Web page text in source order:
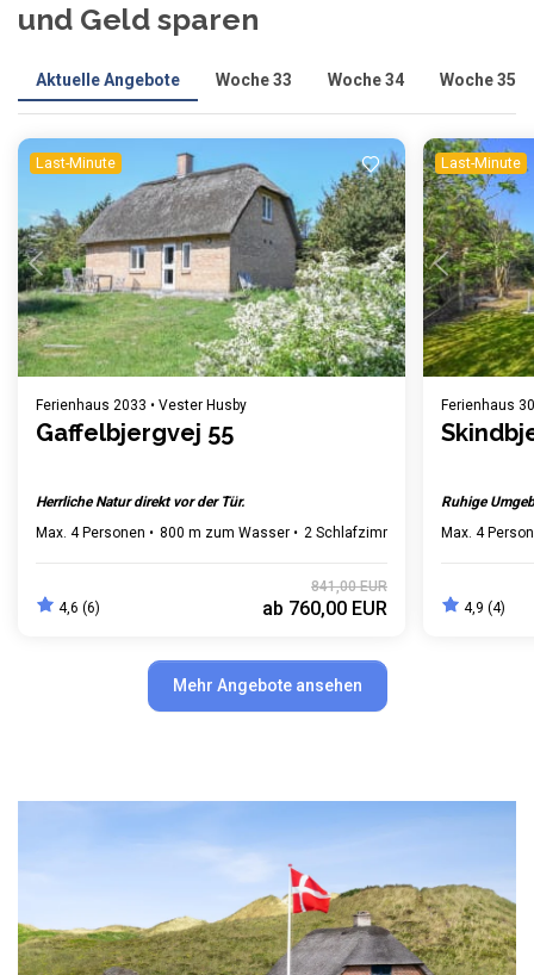
und Geld sparen
Aktuelle Angebote Woche 33 Woche 34 Woche 35
Last-Minute
Einen Moment Geduld ...
Ferienhaus 2033 • Vester Husby
Gaffelbjergvej 55
Herrliche Natur direkt vor der Tür.
Max. 4 Personen
800 m zum Wasser 2 Schlafzimmer Gratis WLAN
4,6 (6)
841,00 EUR
ab 760,00 EUR
Last-Minute
Ferienhaus
Ruhige
Max. 4
4,9 (4)
Mehr Angebote ansehen